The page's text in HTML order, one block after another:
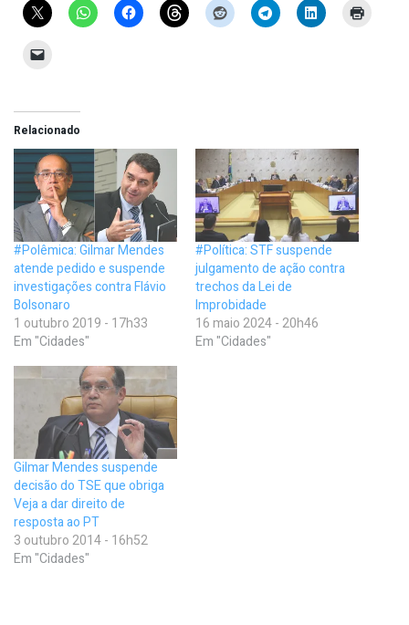
Relacionado
#Polêmica: Gilmar Mendes
atende pedido e suspende
investigações contra Flávio
Bolsonaro
1 outubro 2019 - 17h33
Em "Cidades"
#Política: STF suspende
julgamento de ação contra
trechos da Lei de
Improbidade
16 maio 2024 - 20h46
Em "Cidades"
Gilmar Mendes suspende
decisão do TSE que obriga
Veja a dar direito de
resposta ao PT
3 outubro 2014 - 16h52
Em "Cidades"